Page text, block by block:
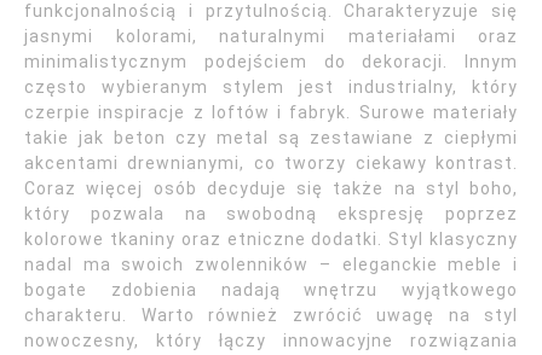
funkcjonalnością i przytulnością. Charakteryzuje się
jasnymi kolorami, naturalnymi materiałami oraz
minimalistycznym podejściem do dekoracji. Innym
często wybieranym stylem jest industrialny, który
czerpie inspiracje z loftów i fabryk. Surowe materiały
takie jak beton czy metal są zestawiane z ciepłymi
akcentami drewnianymi, co tworzy ciekawy kontrast.
Coraz więcej osób decyduje się także na styl boho,
który pozwala na swobodną ekspresję poprzez
kolorowe tkaniny oraz etniczne dodatki. Styl klasyczny
nadal ma swoich zwolenników – eleganckie meble i
bogate zdobienia nadają wnętrzu wyjątkowego
charakteru. Warto również zwrócić uwagę na styl
nowoczesny, który łączy innowacyjne rozwiązania